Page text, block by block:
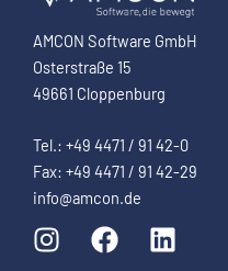
AMCON Software GmbH
Osterstraße 15
49661 Cloppenburg
Tel.: +49 4471 / 91 42-0
Fax: +49 4471 / 91 42-29
info@amcon.de
I
n
F
a
L
i